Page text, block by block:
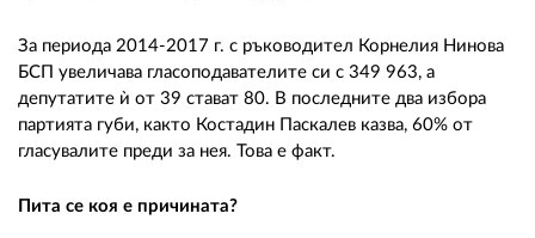
За периода 2014-2017 г. с ръководител Корнелия Нинова
БСП увеличава гласоподавателите си с 349 963, а
депутатите ѝ от 39 стават 80. В последните два избора
партията губи, както Костадин Паскалев казва, 60% от
гласувалите преди за нея. Това е факт.
Пита се коя е причината?